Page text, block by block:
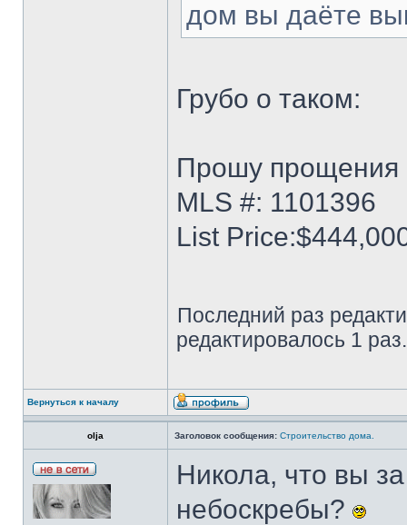
дом вы даёте
Грубо о таком:
Прошу прощения
MLS #: 1101396
List
Последний раз
редактировалось 1 раз.
Вернуться к началу
olja Заголовок сообщения: Строительство дома.
Никола, что вы
небоскребы?